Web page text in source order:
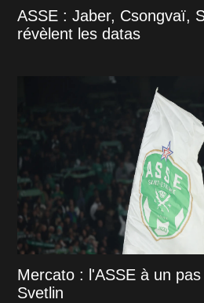
ASSE : Jaber, Csongvaï,
révèlent les datas
Mercato : l'ASSE à un
Svetlin